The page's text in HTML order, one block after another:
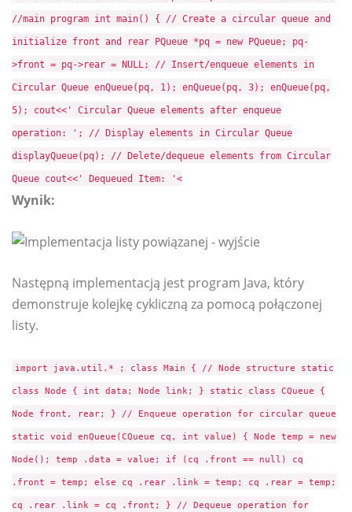
//main program int main() { // Create a circular queue and
initialize front and rear PQueue *pq = new PQueue; pq-
>front = pq->rear = NULL; // Insert/enqueue elements in
Circular Queue enQueue(pq, 1); enQueue(pq, 3); enQueue(pq,
5); cout<<' Circular Queue elements after enqueue
operation: '; // Display elements in Circular Queue
displayQueue(pq); // Delete/dequeue elements from Circular
Queue cout<<' Dequeued Item: '<
Wynik:
Następną implementacją jest program Java, który
demonstruje kolejkę cykliczną za pomocą połączonej
listy.
import java.util.* ; class Main { // Node structure static
class Node { int data; Node link; } static class CQueue {
Node front, rear; } // Enqueue operation for circular queue
static void enQueue(CQueue cq, int value) { Node temp = new
Node(); temp .data = value; if (cq .front == null) cq
.front = temp; else cq .rear .link = temp; cq .rear = temp;
cq .rear .link = cq .front; } // Dequeue operation for